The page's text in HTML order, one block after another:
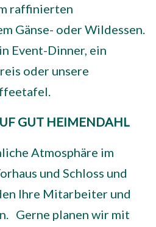
raffinierten
Gänse- oder Wildessen.
Event-Dinner, ein
oder unsere
GUT HEIMENDAHL
Atmosphäre im
und Schloss und
Ihre Mitarbeiter und
Gerne planen wir mit